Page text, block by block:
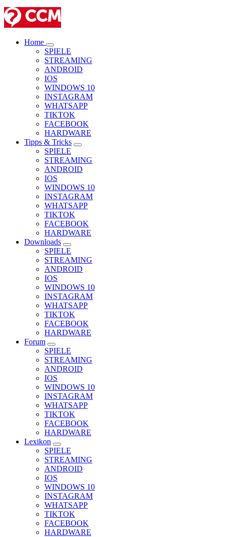
Home
SPIELE
STREAMING
ANDROID
IOS
WINDOWS 10
INSTAGRAM
WHATSAPP
TIKTOK
FACEBOOK
HARDWARE
Tipps & Tricks
SPIELE
STREAMING
ANDROID
IOS
WINDOWS 10
INSTAGRAM
WHATSAPP
TIKTOK
FACEBOOK
HARDWARE
Downloads
SPIELE
STREAMING
ANDROID
IOS
WINDOWS 10
INSTAGRAM
WHATSAPP
TIKTOK
FACEBOOK
HARDWARE
Forum
SPIELE
STREAMING
ANDROID
IOS
WINDOWS 10
INSTAGRAM
WHATSAPP
TIKTOK
FACEBOOK
HARDWARE
Lexikon
SPIELE
STREAMING
ANDROID
IOS
WINDOWS 10
INSTAGRAM
WHATSAPP
TIKTOK
FACEBOOK
HARDWARE